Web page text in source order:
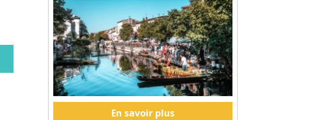
En savoir plus